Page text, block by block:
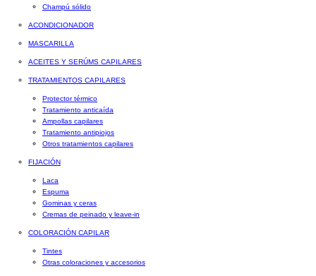
Champú sólido
ACONDICIONADOR
MASCARILLA
ACEITES Y SERÚMS CAPILARES
TRATAMIENTOS CAPILARES
Protector térmico
Tratamiento anticaída
Ampollas capilares
Tratamiento antipiojos
Otros tratamientos capilares
FIJACIÓN
Laca
Espuma
Gominas y ceras
Cremas de peinado y leave-in
COLORACIÓN CAPILAR
Tintes
Otras coloraciones y accesorios